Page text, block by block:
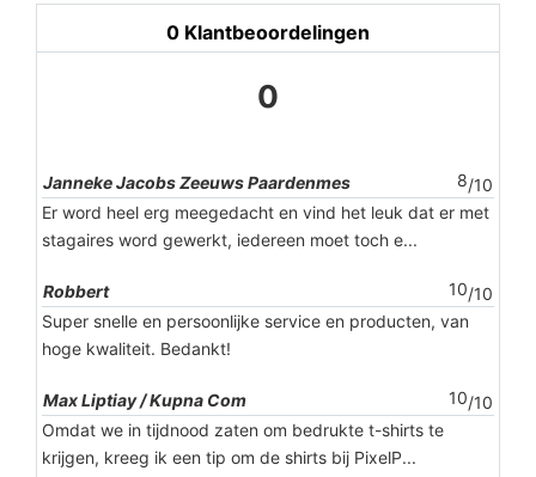
0 Klantbeoordelingen
0
Janneke Jacobs Zeeuws Paardenmes 8/10
Er word heel erg meegedacht en vind het leuk dat er met
stagaires word gewerkt, iedereen moet toch e...
Robbert 10/10
Super snelle en persoonlijke service en producten, van
hoge kwaliteit. Bedankt!
Max Liptiay / Kupna Com 10/10
Omdat we in tijdnood zaten om bedrukte t-shirts te
krijgen, kreeg ik een tip om de shirts bij PixelP...